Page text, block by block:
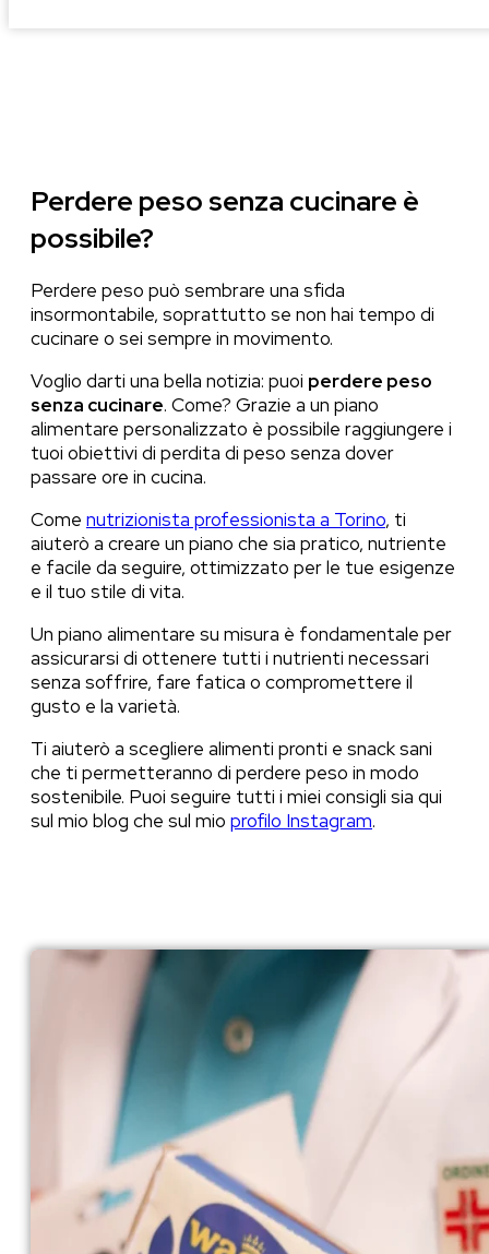
Perdere peso senza cucinare è
possibile?
Perdere peso può sembrare una sfida
insormontabile, soprattutto se non hai tempo di
cucinare o sei sempre in movimento.
Voglio darti una bella notizia: puoi perdere peso
senza cucinare. Come? Grazie a un piano
alimentare personalizzato è possibile raggiungere i
tuoi obiettivi di perdita di peso senza dover
passare ore in cucina.
Come nutrizionista professionista a Torino, ti
aiuterò a creare un piano che sia pratico, nutriente
e facile da seguire, ottimizzato per le tue esigenze
e il tuo stile di vita.
Un piano alimentare su misura è fondamentale per
assicurarsi di ottenere tutti i nutrienti necessari
senza soffrire, fare fatica o compromettere il
gusto e la varietà.
Ti aiuterò a scegliere alimenti pronti e snack sani
che ti permetteranno di perdere peso in modo
sostenibile. Puoi seguire tutti i miei consigli sia qui
sul mio blog che sul mio profilo Instagram.